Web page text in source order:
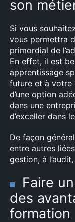
son
Si vous
vous permettra
primordial de
En effet, il est
apprentissage
future et à votre
d’une option
dans une
d’exceller dans
De façon
entre autres
gestion, à
Faire
des
formation
Rechercher